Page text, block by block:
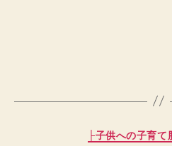
カ
├子供への子育て